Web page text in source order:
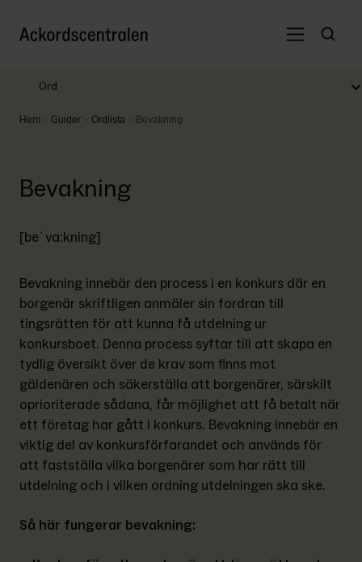
Hem Guider Ordlista Bevakning
Ord
Bevakning
[be´va:kning]
Bevakning innebär den process i en konkurs där en
borgenär skriftligen anmäler sin fordran till
tingsrätten för att kunna få utdelning ur
konkursboet. Denna process syftar till att skapa en
tydlig översikt över de krav som finns mot
gäldenären och säkerställa att borgenärer, särskilt
oprioriterade sådana, får möjlighet att få betalt när
ett företag har gått i konkurs. Bevakning innebär en
viktig del av konkursförfarandet och används för
att fastställa vilka borgenärer som har rätt till
utdelning och i vilken ordning utdelningen ska ske.
Så här fungerar bevakning: